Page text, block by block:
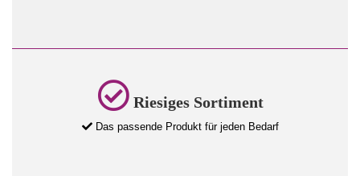
Riesiges Sortiment
Das passende Produkt für jeden Bedarf